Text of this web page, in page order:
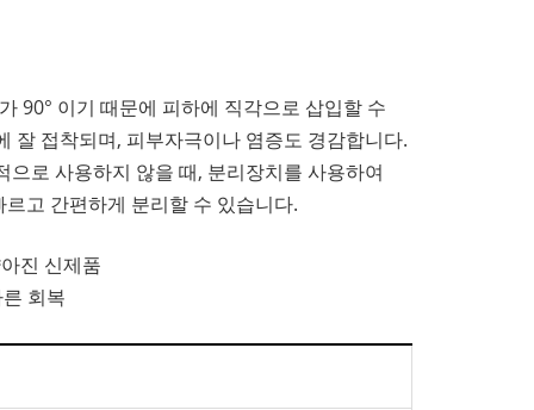
90° 이기 때문에 피하에 직각으로 삽입할 수
잘 접착되며, 피부자극이나 염증도 경감합니다.
로 사용하지 않을 때, 분리장치를 사용하여
고 간편하게 분리할 수 있습니다.
진 신제품
회복